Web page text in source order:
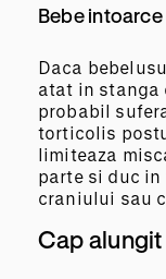
Bebe
Daca
atat in stanga
probabil
torticolis
limiteaza
parte si duc
craniului sau
Cap